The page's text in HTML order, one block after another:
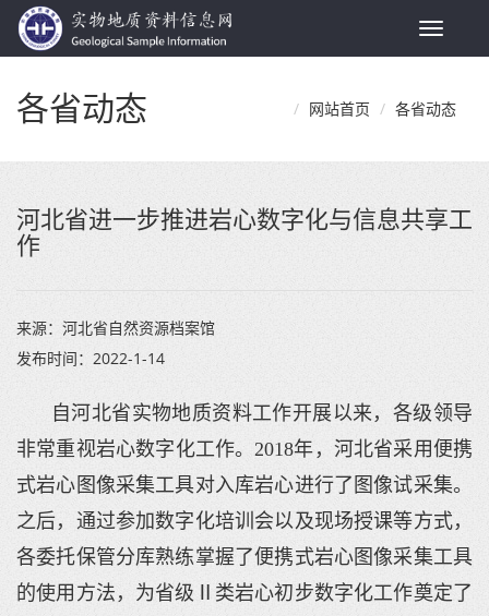
Toggle
各省动态 网站首页 各省动态
河北省进一步推进岩心数字化与信息共享工
作
来源： 河北省自然资源档案馆
发布时间： 2022-1-14
自河北省实物地质资料工作开展以来，各级领导
非常重视岩心数字化工作。2018年，河北省采用便携
式岩心图像采集工具对入库岩心进行了图像试采集。
之后，通过参加数字化培训会以及现场授课等方式，
各委托保管分库熟练掌握了便携式岩心图像采集工具
的使用方法，为省级Ⅱ类岩心初步数字化工作奠定了